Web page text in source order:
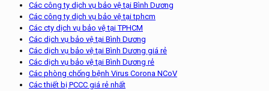
Các công ty dịch vụ bảo vệ tại Bình Dương
Các công ty dịch vụ bảo vệ tại tphcm
Các cty dịch vụ bảo vệ tại TPHCM
Các dịch vụ bảo vệ tại Bình Dương
Các dịch vụ bảo vệ tại Bình Dương giá rẻ
Các dịch vụ bảo vệ tại Bình Dương rẻ
Các phòng chống bệnh Virus Corona NCoV
Các thiết bị PCCC giá rẻ nhất